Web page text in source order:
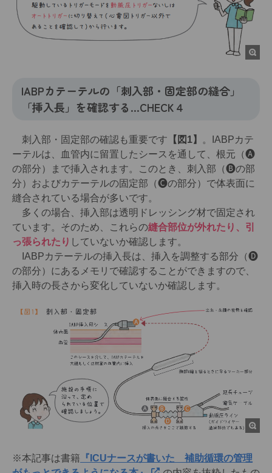
IABPカテーテルの「刺入部・固定部の縫合」
「挿入長」を確認する…CHECK４
刺入部・固定部の確認も重要です 【図1】 。IABPカテ
ーテルは、血管内に留置したシースを通して、根元（🅐
の部分）まで挿入されます。このとき、刺入部（🅑の部
分）およびカテーテルの固定部（🅒の部分）で体表面に
縫合されている場合が多いです。
多くの場合、挿入部は透明ドレッシング材で固定され
ています。そのため、これらの縫合部位が外れたり、引
っ張られたり していないか確認します。
IABPカテーテルの挿入長は、挿入を調整する部分（🅓
の部分）にあるメモリで確認することができますので、
挿入時の長さから変化していないか確認します。
※本記事は書籍 『ICUナースが書いた 補助循環の管理